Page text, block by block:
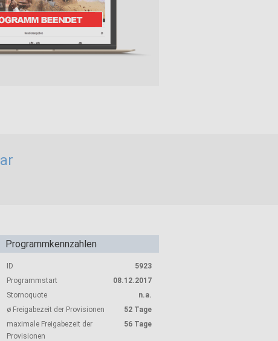
Programmkennzahlen
ID
5923
Programmstart
08.12.2017
Stornoquote
n.a.
ø Freigabezeit der Provisionen
52 Tage
maximale Freigabezeit der
Provisionen
56 Tage